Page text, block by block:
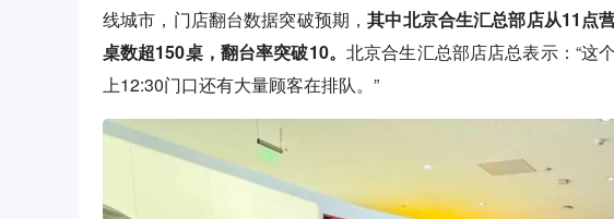
线城市，门店翻台数据突破预期，其中北京合生汇总部店从11点
桌数超150桌，翻台率突破10。 北京合生汇总部店店总表示：“这
上12:30门口还有大量顾客在排队。”